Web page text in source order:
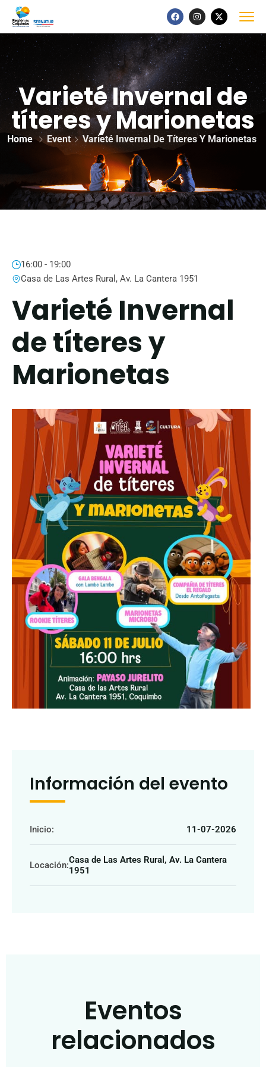
Varieté Invernal de
títeres y Marionetas
Home Event Varieté Invernal De Títeres Y Marionetas
16:00 - 19:00
Casa de Las Artes Rural, Av. La Cantera 1951
Varieté Invernal
de títeres y
Marionetas
Información del evento
Inicio: 11-07-2026
Locación:Casa de Las Artes Rural, Av. La Cantera
1951
Eventos
relacionados